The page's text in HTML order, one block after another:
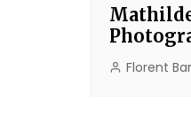
Florent